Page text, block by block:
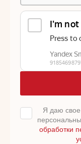
Я даю свое
обработки